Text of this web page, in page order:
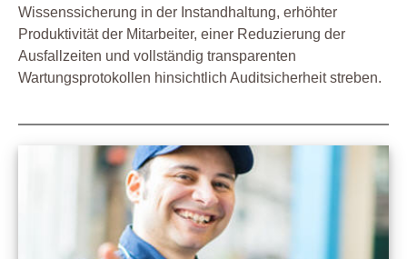
Wissenssicherung in der Instandhaltung, erhöhter
Produktivität der Mitarbeiter, einer Reduzierung der
Ausfallzeiten und vollständig transparenten
Wartungsprotokollen hinsichtlich Auditsicherheit streben.